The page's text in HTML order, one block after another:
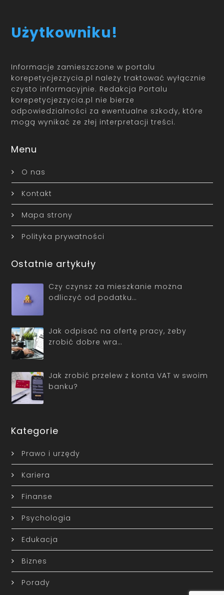
Użytkowniku!
Informacje zamieszczone w portalu
korepetycjezzycia.pl należy traktować wyłącznie
czysto informacyjnie. Redakcja Portalu
korepetycjezzycia.pl nie bierze
odpowiedzialności za ewentualne szkody, które
mogą wynikać ze złej interpretacji treści.
Menu
O nas
Kontakt
Mapa strony
Polityka prywatności
Ostatnie artykuły
Czy czynsz za mieszkanie można
odliczyć od podatku…
Jak odpisać na ofertę pracy, żeby
zrobić dobre wra…
Jak zrobić przelew z konta VAT w swoim
banku?
Kategorie
Prawo i urzędy
Kariera
Finanse
Psychologia
Edukacja
Biznes
Porady